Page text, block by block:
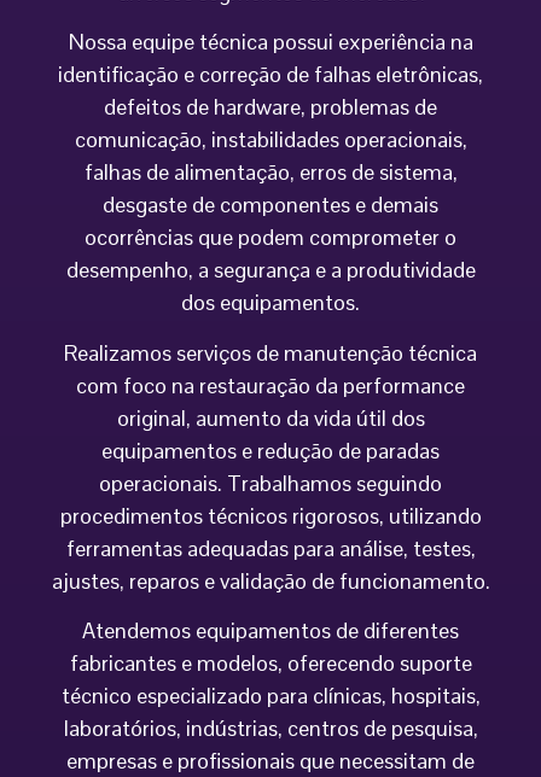
Nossa equipe técnica possui experiência na
identificação e correção de falhas eletrônicas,
defeitos de hardware, problemas de
comunicação, instabilidades operacionais,
falhas de alimentação, erros de sistema,
desgaste de componentes e demais
ocorrências que podem comprometer o
desempenho, a segurança e a produtividade
dos equipamentos.
Realizamos serviços de manutenção técnica
com foco na restauração da performance
original, aumento da vida útil dos
equipamentos e redução de paradas
operacionais. Trabalhamos seguindo
procedimentos técnicos rigorosos, utilizando
ferramentas adequadas para análise, testes,
ajustes, reparos e validação de funcionamento.
Atendemos equipamentos de diferentes
fabricantes e modelos, oferecendo suporte
técnico especializado para clínicas, hospitais,
laboratórios, indústrias, centros de pesquisa,
empresas e profissionais que necessitam de